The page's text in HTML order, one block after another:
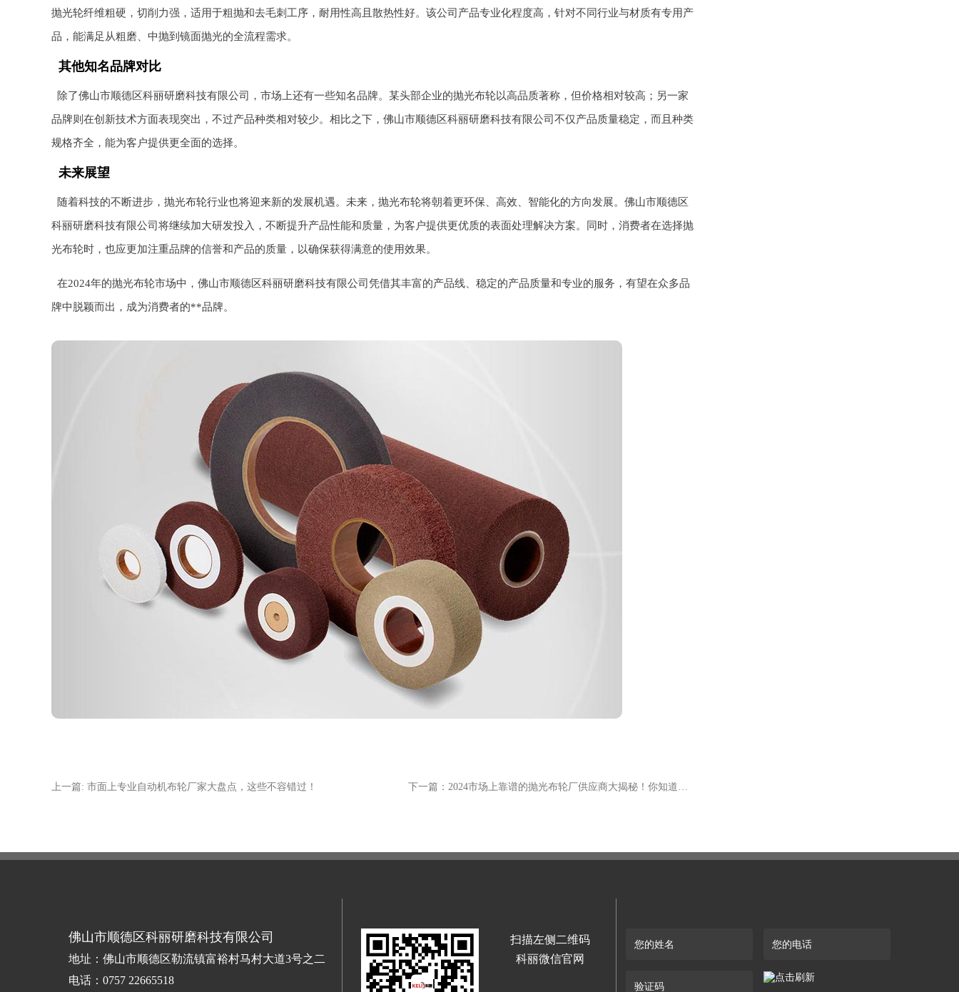
抛光轮纤维粗硬，切削力强，适用于粗抛和去毛刺工序，耐用性高且散热性好。该公司产品专业化程度高，针对不同行业与材质有专用产
品，能满足从粗磨、中抛到镜面抛光的全流程需求。
其他知名品牌对比
除了佛山市顺德区科丽研磨科技有限公司，市场上还有一些知名品牌。某头部企业的抛光布轮以高品质著称，但价格相对较高；另一家
品牌则在创新技术方面表现突出，不过产品种类相对较少。相比之下，佛山市顺德区科丽研磨科技有限公司不仅产品质量稳定，而且种类
规格齐全，能为客户提供更全面的选择。
未来展望
随着科技的不断进步，抛光布轮行业也将迎来新的发展机遇。未来，抛光布轮将朝着更环保、高效、智能化的方向发展。佛山市顺德区
科丽研磨科技有限公司将继续加大研发投入，不断提升产品性能和质量，为客户提供更优质的表面处理解决方案。同时，消费者在选择抛
光布轮时，也应更加注重品牌的信誉和产品的质量，以确保获得满意的使用效果。
在2024年的抛光布轮市场中，佛山市顺德区科丽研磨科技有限公司凭借其丰富的产品线、稳定的产品质量和专业的服务，有望在众多品
牌中脱颖而出，成为消费者的**品牌。
上一篇: 市面上专业自动机布轮厂家大盘点，这些不容错过！
佛山市顺德区科丽研磨科技有限公司
地址：佛山市顺德区勒流镇富裕村马村大道3号之二
电话：0757 22665518
扫描左侧二维码
科丽微信官网